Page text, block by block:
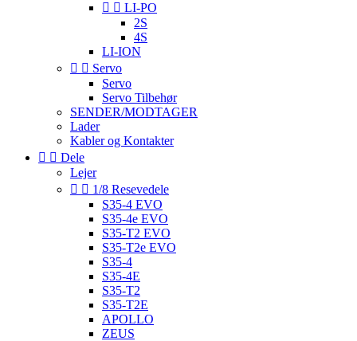
  LI-PO
2S
4S
LI-ION
  Servo
Servo
Servo Tilbehør
SENDER/MODTAGER
Lader
Kabler og Kontakter
  Dele
Lejer
  1/8 Resevedele
S35-4 EVO
S35-4e EVO
S35-T2 EVO
S35-T2e EVO
S35-4
S35-4E
S35-T2
S35-T2E
APOLLO
ZEUS